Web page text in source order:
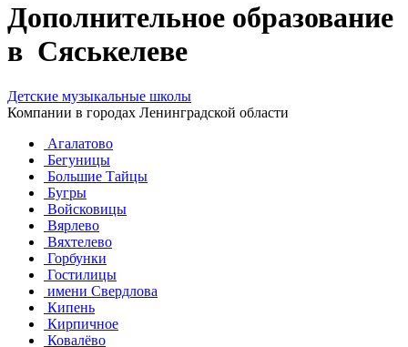
Дополнительное образование
в Сяськелеве
Детские музыкальные школы
Компании в городах Ленинградской области
Агалатово
Бегуницы
Большие Тайцы
Бугры
Войсковицы
Вярлево
Вяхтелево
Горбунки
Гостилицы
имени Свердлова
Кипень
Кирпичное
Ковалёво